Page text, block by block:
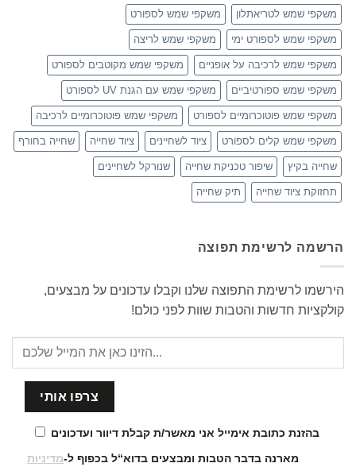
משקפי שמש לטריאתלון משקפי שמש לספורט
משקפי שמש לספורט ימי משקפי שמש לריצה
משקפי שמש לרכיבה על אופניים משקפי שמש מקוטבים לספורט
משקפי שמש ספורטיביים משקפי שמש עם הגנת UV לספורט
משקפי שמש פוטוכרומיים לספורט משקפי שמש פוטוכרומיים לרכיבה
משקפי שמש קלים לספורט ציוד לשחיינים ציוד שחייה שחייה בחורף
שחייה בקיץ שיפור טכניקת שחייה שנורקל לשחיינים
תחזוקת ציוד שחייה תיק שחייה
הרשמה לרשימת תפוצה
הירשמו לרשימת התפוצה שלנו וקבלו עדכונים על מבצעים,
קולקציות חדשות והטבות שוות לפני כולם!
בהזנת כתובת אימייל אני מאשר/ת קבלת דיוור ועדכונים
מארנה בדבר הטבות ומבצעים בדוא“ל בכפוף ל-מדיניות